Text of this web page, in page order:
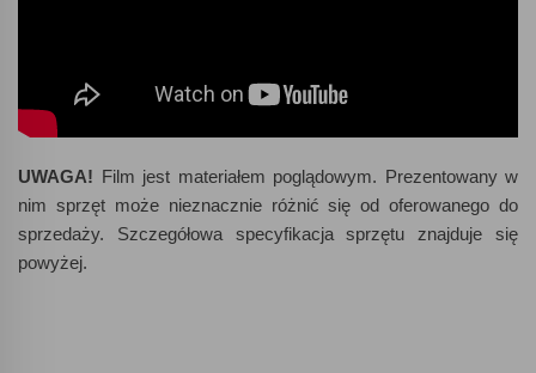
UWAGA! Film jest materiałem poglądowym. Prezentowany w
nim sprzęt może nieznacznie różnić się od oferowanego do
sprzedaży. Szczegółowa specyfikacja sprzętu znajduje się
powyżej.